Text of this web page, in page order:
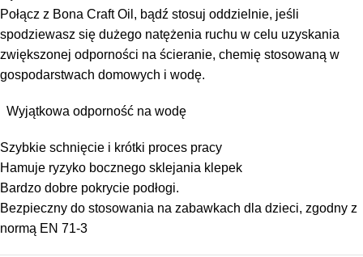
Połącz z Bona Craft Oil, bądź stosuj oddzielnie, jeśli
spodziewasz się dużego natężenia ruchu w celu uzyskania
zwiększonej odporności na ścieranie, chemię stosowaną w
gospodarstwach domowych i wodę.
Wyjątkowa odporność na wodę
Szybkie schnięcie i krótki proces pracy
Hamuje ryzyko bocznego sklejania klepek
Bardzo dobre pokrycie podłogi.
Bezpieczny do stosowania na zabawkach dla dzieci, zgodny z
normą EN 71-3